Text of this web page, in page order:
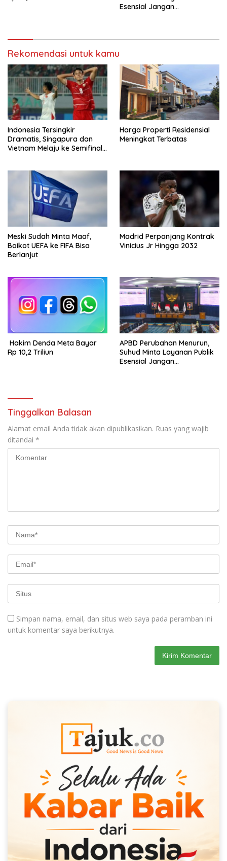
Esensial Jangan
Rekomendasi untuk kamu
Indonesia Tersingkir
Dramatis, Singapura dan
Vietnam Melaju ke Semifinal
Harga Properti Residensial
Meningkat Terbatas
Meski Sudah Minta Maaf,
Boikot UEFA ke FIFA Bisa
Berlanjut
Madrid Perpanjang Kontrak
Vinicius Jr Hingga 2032
Hakim Denda Meta Bayar
Rp 10,2 Triliun
APBD Perubahan Menurun,
Suhud Minta Layanan Publik
Esensial Jangan
Tinggalkan Balasan
Alamat email Anda tidak akan dipublikasikan. Ruas yang wajib
ditandai *
Simpan nama, email, dan situs web saya pada peramban ini
untuk komentar saya berikutnya.